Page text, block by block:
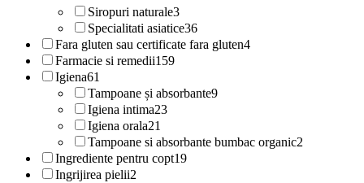
Siropuri naturale3
Specialitati asiatice36
Fara gluten sau certificate fara gluten4
Farmacie si remedii159
Igiena61
Tampoane și absorbante9
Igiena intima23
Igiena orala21
Tampoane si absorbante bumbac organic2
Ingrediente pentru copt19
Ingrijirea pielii2